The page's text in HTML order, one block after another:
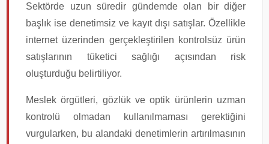
Sektörde uzun süredir gündemde olan bir diğer
başlık ise denetimsiz ve kayıt dışı satışlar. Özellikle
internet üzerinden gerçekleştirilen kontrolsüz ürün
satışlarının tüketici sağlığı açısından risk
oluşturduğu belirtiliyor.
Meslek örgütleri, gözlük ve optik ürünlerin uzman
kontrolü olmadan kullanılmaması gerektiğini
vurgularken, bu alandaki denetimlerin artırılmasının